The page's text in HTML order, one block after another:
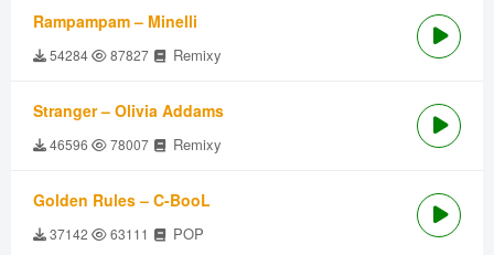
Rampampam – Minelli
54284 87827 Remixy
Stranger – Olivia Addams
46596 78007 Remixy
Golden Rules – C-BooL
37142 63111 POP